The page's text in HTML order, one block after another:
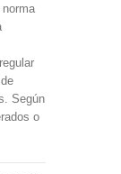
Según
o